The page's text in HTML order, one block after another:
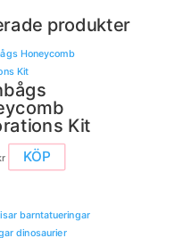
produkter
Kit
KÖP